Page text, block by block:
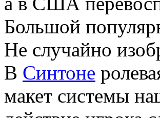
Большой
Не случайно
В Синтоне
макет системы